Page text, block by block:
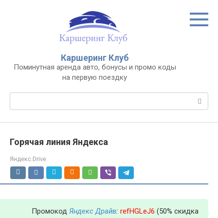
Каршеринг Клуб
Поминутная аренда авто, бонусы и промо коды
на первую поездку
Поиск:
Горячая линия Яндекса
Яндекс.Drive
Промокод Яндекс Драйв: refHGLeJ6 (50% скидка